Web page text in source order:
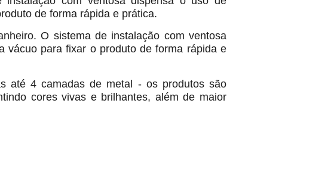
de forma rápida e prática.
O sistema de instalação com ventosa
vácuo para fixar o produto de forma rápida e
até 4 camadas de metal - os produtos são
cores vivas e brilhantes, além de maior